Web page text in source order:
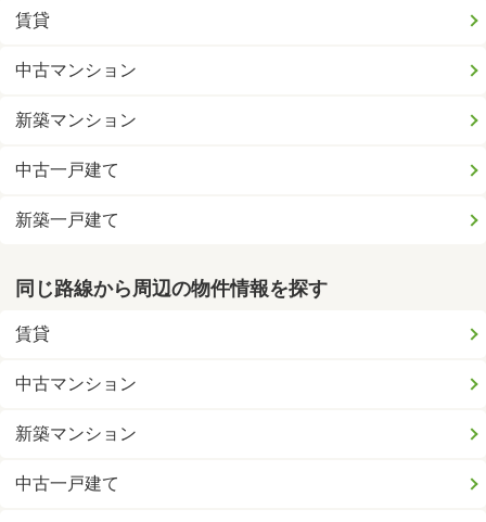
賃貸
中古マンション
新築マンション
中古一戸建て
新築一戸建て
同じ路線から周辺の物件情報を探す
賃貸
中古マンション
新築マンション
中古一戸建て